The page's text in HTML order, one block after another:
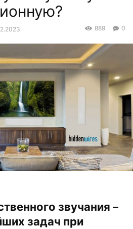
0
889
звучания –
задач при